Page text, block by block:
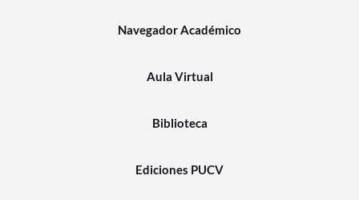
Navegador Académico
Aula Virtual
Biblioteca
Ediciones PUCV